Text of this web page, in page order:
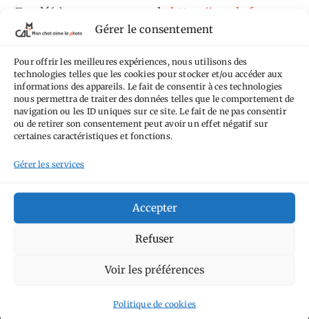
Gérer le consentement
Pour offrir les meilleures expériences, nous utilisons des
technologies telles que les cookies pour stocker et/ou accéder aux
informations des appareils. Le fait de consentir à ces technologies
nous permettra de traiter des données telles que le comportement de
navigation ou les ID uniques sur ce site. Le fait de ne pas consentir
ou de retirer son consentement peut avoir un effet négatif sur
certaines caractéristiques et fonctions.
Gérer les services
Accepter
Refuser
Voir les préférences
Politique de cookies
Fondé(e) sur une œuvre de https://mcalp.fr
Tags
AilleursAimez-vous bordel
Anti tourisme
perchéCircuitDanemarkEspagne Feria GT
La DéfenseNormandie
Olympus OM-D E-M5
ParisPays-Bas Pays Basque